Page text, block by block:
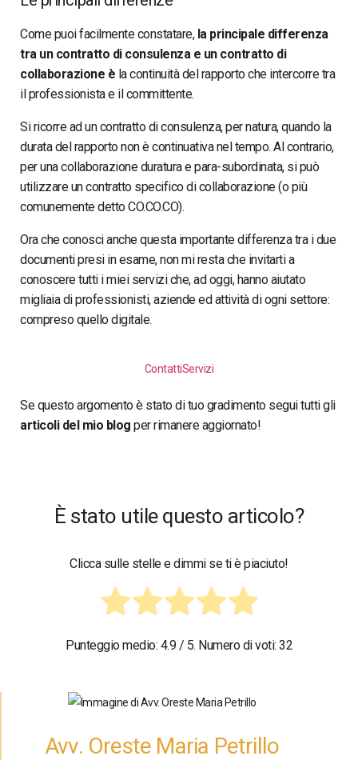
Come puoi facilmente constatare,la principale differenza
tra un contratto di consulenza e un contratto di
collaborazione è la continuità del rapporto che intercorre tra
il professionista e il committente.
Si ricorre ad un contratto di consulenza, per natura, quando la
durata del rapporto non è continuativa nel tempo. Al contrario,
per una collaborazione duratura e para-subordinata, si può
utilizzare un contratto specifico di collaborazione (o più
comunemente detto CO.CO.CO).
Ora che conosci anche questa importante differenza tra i due
documenti presi in esame, non mi resta che invitarti a
conoscere tutti i miei servizi che, ad oggi, hanno aiutato
migliaia di professionisti, aziende ed attività di ogni settore:
compreso quello digitale.
ContattiServizi
Se questo argomento è stato di tuo gradimento segui tutti gli
articoli del mio blog per rimanere aggiornato!
È stato utile questo articolo?
Clicca sulle stelle e dimmi se ti è piaciuto!
Punteggio medio: 4.9/ 5. Numero di voti: 32
Avv. Oreste Maria Petrillo